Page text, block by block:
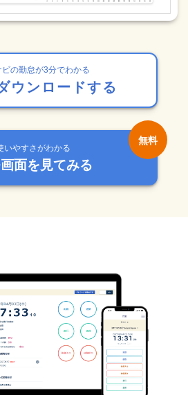
ビの勤怠が3分でわかる
ウンロードする
いやすさがわかる
面を見てみる